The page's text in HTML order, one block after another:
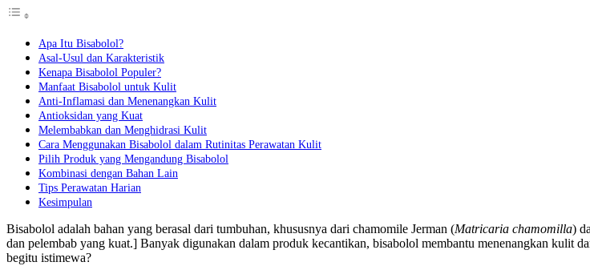
Apa Itu Bisabolol?
Asal-Usul dan Karakteristik
Kenapa Bisabolol Populer?
Manfaat Bisabolol untuk Kulit
Anti-Inflamasi dan Menenangkan Kulit
Antioksidan yang Kuat
Melembabkan dan Menghidrasi Kulit
Cara Menggunakan Bisabolol dalam Rutinitas Perawatan Kulit
Pilih Produk yang Mengandung Bisabolol
Kombinasi dengan Bahan Lain
Tips Perawatan Harian
Kesimpulan
Bisabolol adalah bahan yang berasal dari tumbuhan, khususnya dari chamomile Jerman (Matricaria chamomilla)
dan pelembab yang kuat.] Banyak digunakan dalam produk kecantikan, bisabolol membantu menenangkan kulit
begitu istimewa?